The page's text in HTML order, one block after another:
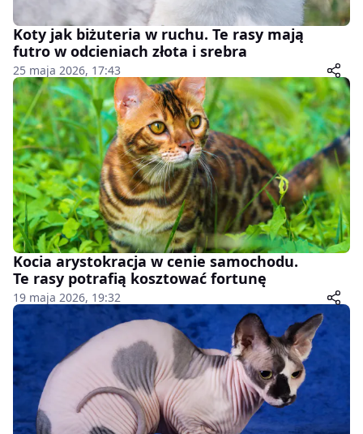
Koty jak biżuteria w ruchu. Te rasy mają
futro w odcieniach złota i srebra
25 maja 2026, 17:43
Kocia arystokracja w cenie samochodu.
Te rasy potrafią kosztować fortunę
19 maja 2026, 19:32